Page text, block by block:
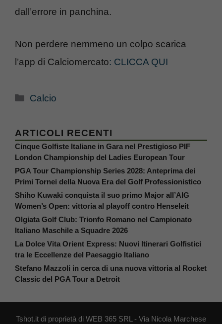
dall’errore in panchina.
Non perdere nemmeno un colpo scarica
l’app di Calciomercato: CLICCA QUI
Categorie
Calcio
ARTICOLI RECENTI
Cinque Golfiste Italiane in Gara nel Prestigioso PIF
London Championship del Ladies European Tour
PGA Tour Championship Series 2028: Anteprima dei
Primi Tornei della Nuova Era del Golf Professionistico
Shiho Kuwaki conquista il suo primo Major all’AIG
Women’s Open: vittoria al playoff contro Henseleit
Olgiata Golf Club: Trionfo Romano nel Campionato
Italiano Maschile a Squadre 2026
La Dolce Vita Orient Express: Nuovi Itinerari Golfistici
tra le Eccellenze del Paesaggio Italiano
Stefano Mazzoli in cerca di una nuova vittoria al Rocket
Classic del PGA Tour a Detroit
Tshot.it di proprietà di WEB 365 SRL - Via Nicola Marchese